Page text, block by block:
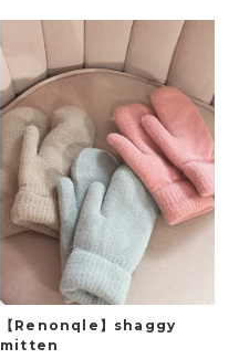
【Renonqle】shaggy
mitten